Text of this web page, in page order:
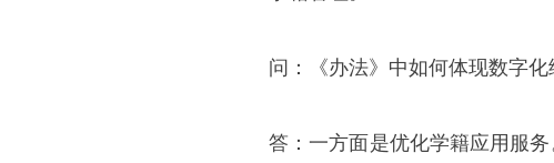
问：《办法》中如何体现数字
答：一方面是优化学籍应用服